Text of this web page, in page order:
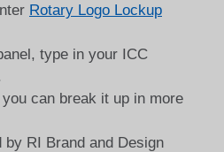
Rotary Logo Lockup
type in your ICC
can break it up in more
RI Brand and Design